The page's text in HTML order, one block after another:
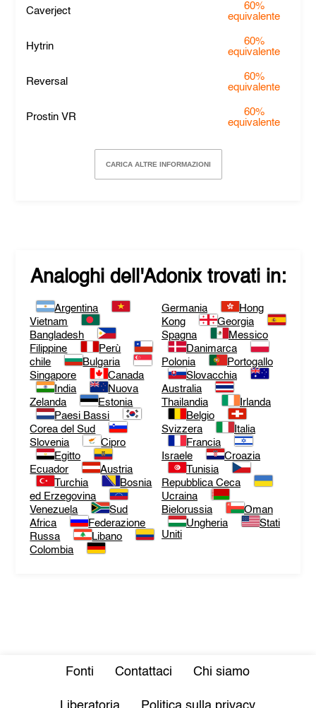
Caverject
60%
equivalente
Hytrin
60%
equivalente
Reversal
60%
equivalente
Prostin VR
60%
equivalente
CARICA ALTRE INFORMAZIONI
Analoghi dell'Adonixtrovati in:
Argentina
Vietnam
Bangladesh
Filippine
Perù
chile
Bulgaria
Singapore
Canada
India
Nuova
Zelanda
Estonia
Paesi Bassi
Corea del Sud
Slovenia
Cipro
Egitto
Ecuador
Austria
Turchia
Bosnia
ed Erzegovina
Venezuela
Sud
Africa
Federazione
Russa
Libano
Colombia
Germania
Hong
Kong
Georgia
Spagna
Messico
Danimarca
Polonia
Portogallo
Slovacchia
Australia
Thailandia
Irlanda
Belgio
Svizzera
Italia
Francia
Israele
Croazia
Tunisia
Repubblica Ceca
Ucraina
Bielorussia
Oman
Ungheria
Stati
Uniti
Fonti Contattaci Chi siamo